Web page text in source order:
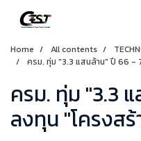
Home All contents
ครม. ทุ่ม "3.3 แสนล้าน" ปี 66 -
ครม. ทุ่ม "3.3
ลงทุน "โครงส